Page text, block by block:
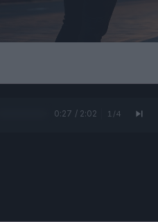
0:28 / 2:02 1 /4